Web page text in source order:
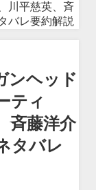
川平慈英、斉
バレ要約解説
ンヘッド
ティ
斉藤洋介
タバレ